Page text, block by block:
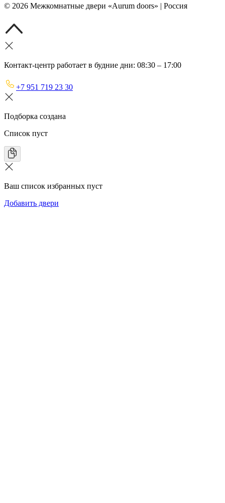
© 2026 Межкомнатные двери «Aurum doors» | Россия
Контакт-центр работает в будние дни: 08:30 – 17:00
+7 951 719 23 30
Подборка создана
Список пуст
Ваш список избранных пуст
Добавить двери